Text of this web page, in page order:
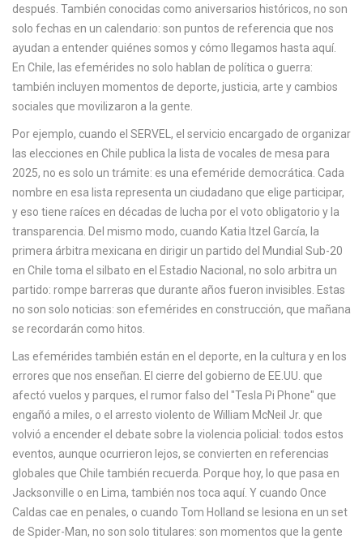
a
l
a
c
después . También conocidas como aniversarios históricos, no son
solo fechas en un calendario: son puntos de referencia que nos
ayudan a entender quiénes somos y cómo llegamos hasta aquí.
En Chile, las efemérides no solo hablan de política o guerra:
también incluyen momentos de deporte, justicia, arte y cambios
sociales que movilizaron a la gente.
Por ejemplo, cuando el SERVEL , el servicio encargado de organizar
las elecciones en Chile publica la lista de vocales de mesa para
2025, no es solo un trámite: es una efeméride democrática. Cada
nombre en esa lista representa un ciudadano que elige participar,
y eso tiene raíces en décadas de lucha por el voto obligatorio y la
transparencia. Del mismo modo, cuando Katia Itzel García, la
primera árbitra mexicana en dirigir un partido del Mundial Sub-20
en Chile toma el silbato en el Estadio Nacional, no solo arbitra un
partido: rompe barreras que durante años fueron invisibles. Estas
no son solo noticias: son efemérides en construcción, que mañana
se recordarán como hitos.
Las efemérides también están en el deporte, en la cultura y en los
errores que nos enseñan. El cierre del gobierno de EE.UU. que
afectó vuelos y parques, el rumor falso del "Tesla Pi Phone" que
engañó a miles, o el arresto violento de William McNeil Jr. que
volvió a encender el debate sobre la violencia policial: todos estos
eventos, aunque ocurrieron lejos, se convierten en referencias
globales que Chile también recuerda. Porque hoy, lo que pasa en
Jacksonville o en Lima, también nos toca aquí. Y cuando Once
Caldas cae en penales, o cuando Tom Holland se lesiona en un set
de Spider-Man, no son solo titulares: son momentos que la gente